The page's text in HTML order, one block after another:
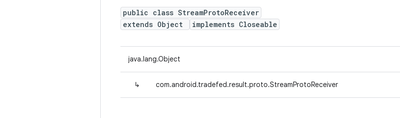
public class StreamProtoReceiver
extends Object
implements Closeable
java.lang.Object
↳ com.android.tradefed.result.proto.StreamProtoReceiver